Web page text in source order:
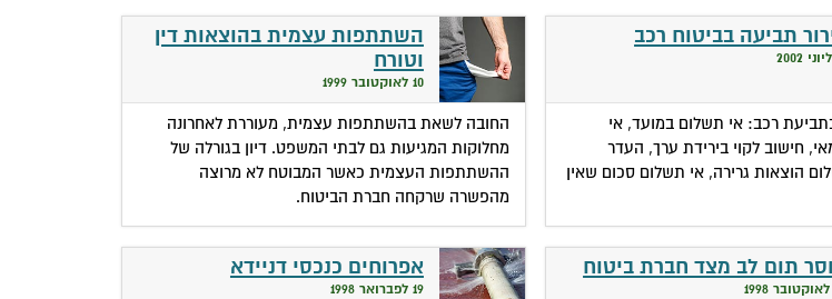
תביעה בביטוח רכב
רכב: אי תשלום במועד, אי
חישוב לקוי בירידת ערך, העדר
הוצאות גרירה, אי תשלום סכום שאין
השתתפות עצמית בהוצאות דין
וטורח
10 לאוקטובר 1999
החובה לשאת בהשתתפות עצמית, מעוררת לאחרונה
מחלוקות המגיעות גם לבתי המשפט. דיון בגורלה של
ההשתתפות העצמית כאשר המבוטח לא מרוצה
מהפשרה שרקחה חברת הביטוח.
תום לב מצד חברת ביטוח אפרוחים כנכסי דניידא
19 לפברואר 1998